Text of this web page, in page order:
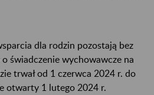
dla rodzin pozostają bez
świadczenie wychowawcze na
trwał od 1 czerwca 2024 r. do
otwarty 1 lutego 2024 r.